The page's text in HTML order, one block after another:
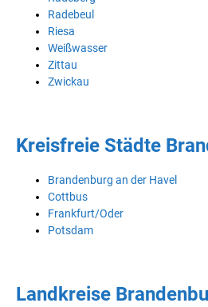
Radebeul
Riesa
Weißwasser
Zittau
Zwickau
Kreisfreie Städte
Brandenburg an der Havel
Cottbus
Frankfurt/Oder
Potsdam
Landkreise